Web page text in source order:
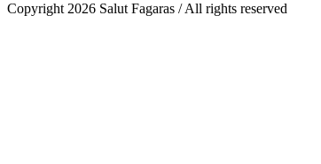
Copyright 2026 Salut Fagaras / All rights reserved